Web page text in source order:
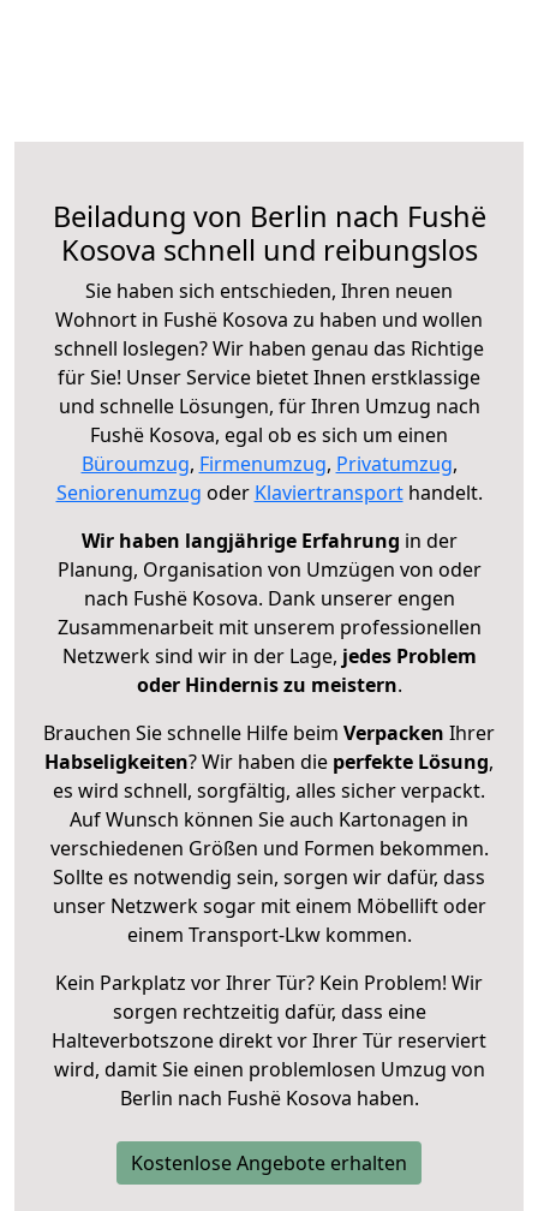
Beiladung von Berlin nach Fushë
Kosova schnell und reibungslos
Sie haben sich entschieden, Ihren neuen
Wohnort in Fushë Kosova zu haben und wollen
schnell loslegen? Wir haben genau das Richtige
für Sie! Unser Service bietet Ihnen erstklassige
und schnelle Lösungen, für Ihren Umzug nach
Fushë Kosova, egal ob es sich um einen
Büroumzug, Firmenumzug, Privatumzug,
Seniorenumzug oder Klaviertransporthandelt.
Wir haben langjährige Erfahrung in der
Planung, Organisation von Umzügen von oder
nach Fushë Kosova. Dank unserer engen
Zusammenarbeit mit unserem professionellen
Netzwerk sind wir in der Lage, jedes Problem
oder Hindernis zu meistern.
Brauchen Sie schnelle Hilfe beim Verpacken Ihrer
Habseligkeiten? Wir haben die perfekte Lösung,
es wird schnell, sorgfältig, alles sicher verpackt.
Auf Wunsch können Sie auch Kartonagen in
verschiedenen Größen und Formen bekommen.
Sollte es notwendig sein, sorgen wir dafür, dass
unser Netzwerk sogar mit einem Möbellift oder
einem Transport-Lkw kommen.
Kein Parkplatz vor Ihrer Tür? Kein Problem! Wir
sorgen rechtzeitig dafür, dass eine
Halteverbotszone direkt vor Ihrer Tür reserviert
wird, damit Sie einen problemlosen Umzug von
Berlin nach Fushë Kosova haben.
Kostenlose Angebote erhalten